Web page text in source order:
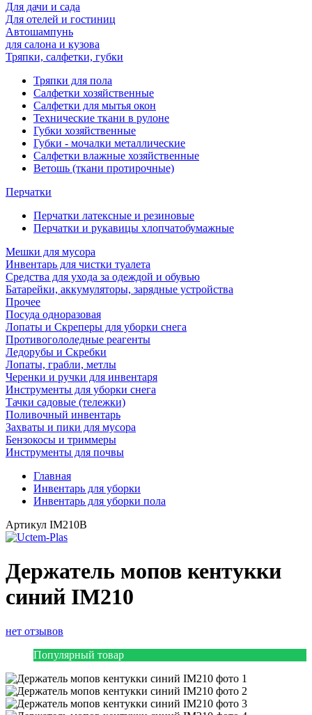
Для дачи и сада
Для отелей и гостиниц
Автошампунь
для салона и кузова
Тряпки, салфетки, губки
Тряпки для пола
Салфетки хозяйственные
Салфетки для мытья окон
Технические ткани в рулоне
Губки хозяйственные
Губки - мочалки металлические
Салфетки влажные хозяйственные
Ветошь (ткани протирочные)
Перчатки
Перчатки латексные и резиновые
Перчатки и рукавицы хлопчатобумажные
Мешки для мусора
Инвентарь для чистки туалета
Средства для ухода за одеждой и обувью
Батарейки, аккумуляторы, зарядные устройства
Прочее
Посуда одноразовая
Лопаты и Скреперы для уборки снега
Противогололедные реагенты
Ледорубы и Скребки
Лопаты, грабли, метлы
Черенки и ручки для инвентаря
Инструменты для уборки снега
Тачки садовые (тележки)
Поливочный инвентарь
Захваты и пики для мусора
Бензокосы и триммеры
Инструменты для почвы
Главная
Инвентарь для уборки
Инвентарь для уборки пола
Артикул IM210B
Держатель мопов кентукки
синий IM210
нет отзывов
Популярный товар